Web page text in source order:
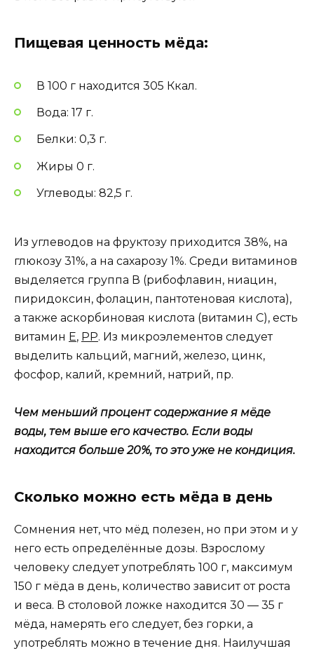
Пищевая ценность мёда:
В 100 г находится 305 Ккал.
Вода: 17 г.
Белки: 0,3 г.
Жиры 0 г.
Углеводы: 82,5 г.
Из углеводов на фруктозу приходится 38%, на
глюкозу 31%, а на сахарозу 1%. Среди витаминов
выделяется группа В (рибофлавин, ниацин,
пиридоксин, фолацин, пантотеновая кислота),
а также аскорбиновая кислота (витамин С), есть
витамин Е, РР. Из микроэлементов следует
выделить кальций, магний, железо, цинк,
фосфор, калий, кремний, натрий, пр.
Чем меньший процент содержание я мёде
воды, тем выше его качество. Если воды
находится больше 20%, то это уже не кондиция.
Сколько можно есть мёда в день
Сомнения нет, что мёд полезен, но при этом и у
него есть определённые дозы. Взрослому
человеку следует употреблять 100 г, максимум
150 г мёда в день, количество зависит от роста
и веса. В столовой ложке находится 30 — 35 г
мёда, намерять его следует, без горки, а
употреблять можно в течение дня. Наилучшая